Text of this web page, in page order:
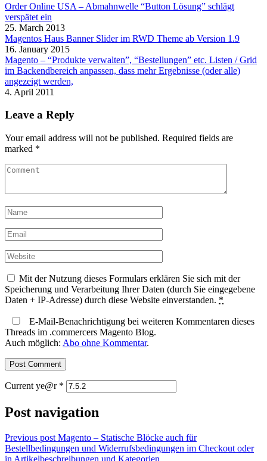
Order Online USA – Abmahnwelle “Button Lösung” schlägt
verspätet ein
25. March 2013
Magentos Haus Banner Slider im RWD Theme ab Version 1.9
16. January 2015
Magento – “Produkte verwalten”, “Bestellungen” etc. Listen / Grid
im Backendbereich anpassen, dass mehr Ergebnisse (oder alle)
angezeigt werden,
4. April 2011
Leave a Reply
Your email address will not be published. Required fields are
marked *
Mit der Nutzung dieses Formulars erklären Sie sich mit der
Speicherung und Verarbeitung Ihrer Daten (durch Sie eingegebene
Daten + IP-Adresse) durch diese Website einverstanden. *
E-Mail-Benachrichtigung bei weiteren Kommentaren dieses
Threads im .commercers Magento Blog.
Auch möglich: Abo ohne Kommentar.
Current ye@r *
Post navigation
Previous post Magento – Statische Blöcke auch für
Bestellbedingungen und Widerrufsbedingungen im Checkout oder
in Artikelbeschreibungen und Kategorien